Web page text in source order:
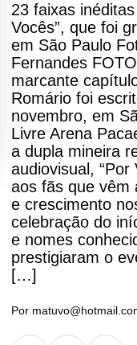
23 faixas
Vocês”, que foi
em São Paulo
Fernandes
marcante
Romário foi
novembro, em
Livre Arena
a dupla mineira
audiovisual, “Por
aos fãs que vêm
e crescimento
celebração do
e nomes
prestigiaram o
[…]
Por